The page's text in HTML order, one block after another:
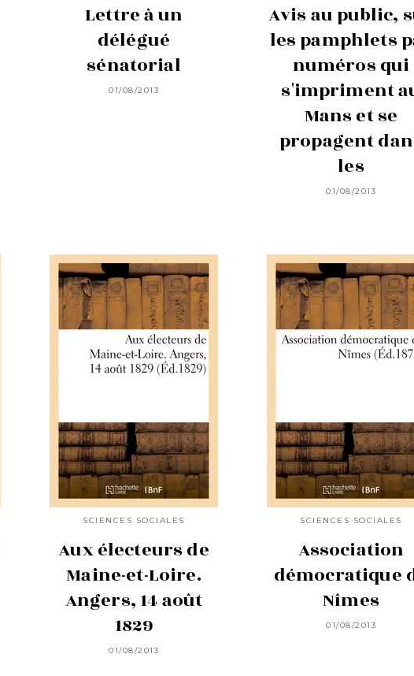
Lettre à un
délégué
sénatorial
01/08/2013
Avis au public,
les pamphlets
numéros qui
s'impriment
Mans et se
propagent
les
01/08/2013
SCIENCES SOCIALES
Aux électeurs de
Maine-et-Loire.
Angers, 14 août
1829
01/08/2013
SCIENCES SOCIALES
Association
démocratique
Nîmes
01/08/2013